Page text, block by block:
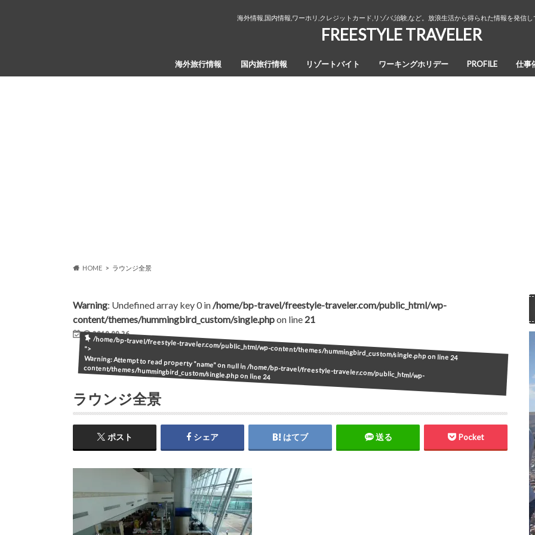
海外情報,国内情報,ワーホリ,クレジットカード,リゾバ,治験,など。放浪生活から得られた情報を発信
FREESTYLE TRAVELER
海外旅行情報 国内旅行情報 リゾートバイト ワーキングホリデー PROFILE 仕事
HOME ラウンジ全景
Warning: Undefined array key 0 in/home/bp-travel/freestyle-traveler.com/public_html/wp-
content/themes/hummingbird_custom/single.phpon line 21
2019.09.26
/home/bp-travel/freestyle-traveler.com/public_html/wp-content/themes/hummingbird_custom/single.php on line24
">
Warning: Attempt to read property "name" on null in/home/bp-travel/freestyle-traveler.com/public_html/wp-
content/themes/hummingbird_custom/single.phpon line 24
ラウンジ全景
ポスト シェア はてブ 送る Pocket